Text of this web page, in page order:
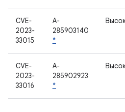
CVE-
2023-
33015
A-
285903140
*
CVE-
2023-
33016
A-
285902923
*